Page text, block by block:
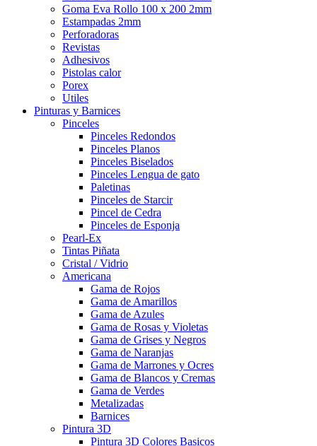
Goma Eva Rollo 100 x 200 2mm
Estampadas 2mm
Perforadoras
Revistas
Adhesivos
Pistolas calor
Porex
Utiles
Pinturas y Barnices
Pinceles
Pinceles Redondos
Pinceles Planos
Pinceles Biselados
Pinceles Lengua de gato
Paletinas
Pinceles de Starcir
Pincel de Cedra
Pinceles de Esponja
Pearl-Ex
Tintas Piñata
Cristal / Vidrio
Americana
Gama de Rojos
Gama de Amarillos
Gama de Azules
Gama de Rosas y Violetas
Gama de Grises y Negros
Gama de Naranjas
Gama de Marrones y Ocres
Gama de Blancos y Cremas
Gama de Verdes
Metalizadas
Barnices
Pintura 3D
Pintura 3D Colores Basicos